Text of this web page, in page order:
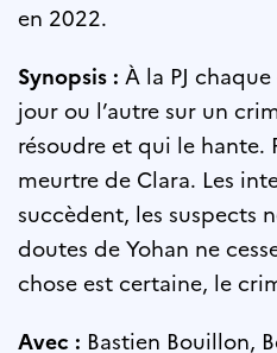
en 2022.
Synopsis : À la PJ
jour ou l’autre sur un
résoudre et qui le hante.
meurtre de Clara. Les
succèdent, les suspects
doutes de Yohan ne
chose est certaine, le
Avec : Bastien Bouillon,